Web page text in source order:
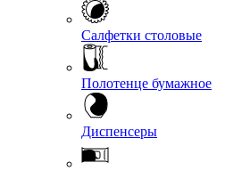
Салфетки столовые
Полотенце бумажное
Диспенсеры